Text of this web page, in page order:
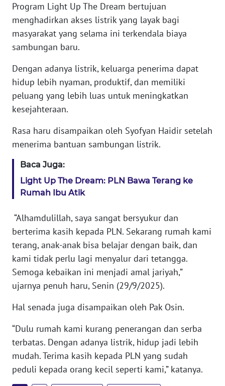
Program Light Up The Dream bertujuan
menghadirkan akses listrik yang layak bagi
masyarakat yang selama ini terkendala biaya
sambungan baru.
Dengan adanya listrik, keluarga penerima dapat
hidup lebih nyaman, produktif, dan memiliki
peluang yang lebih luas untuk meningkatkan
kesejahteraan.
Rasa haru disampaikan oleh Syofyan Haidir setelah
menerima bantuan sambungan listrik.
Baca Juga:
Light Up The Dream: PLN Bawa Terang ke
Rumah Ibu Atik
“Alhamdulillah, saya sangat bersyukur dan
berterima kasih kepada PLN. Sekarang rumah kami
terang, anak-anak bisa belajar dengan baik, dan
kami tidak perlu lagi menyalur dari tetangga.
Semoga kebaikan ini menjadi amal jariyah,”
ujarnya penuh haru, Senin (29/9/2025).
Hal senada juga disampaikan oleh Pak Osin.
“Dulu rumah kami kurang penerangan dan serba
terbatas. Dengan adanya listrik, hidup jadi lebih
mudah. Terima kasih kepada PLN yang sudah
peduli kepada orang kecil seperti kami,” katanya.
WN
KEPRI
WN
WN
PAPUA
BARAT
WN
RIAU
SERAMBI
JAMBI
WN
SULTRA
WN
SULTENG
WN
SULBAR